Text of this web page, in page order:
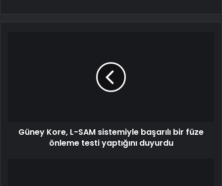
Güney Kore, L-SAM sistemiyle başarılı bir füze
önleme testi yaptığını duyurdu